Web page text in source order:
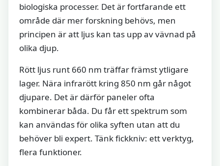
biologiska processer. Det är fortfarande ett
område där mer forskning behövs, men
principen är att ljus kan tas upp av vävnad på
olika djup.
Rött ljus runt 660 nm träffar främst ytligare
lager. Nära infrarött kring 850 nm går något
djupare. Det är därför paneler ofta
kombinerar båda. Du får ett spektrum som
kan användas för olika syften utan att du
behöver bli expert. Tänk fickkniv: ett verktyg,
flera funktioner.